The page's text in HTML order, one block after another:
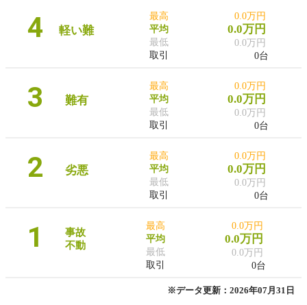
4 軽い難
最高
平均
最低
取引
0.0万円
0.0万円
0.0万円
0台
3 難有
最高
平均
最低
取引
0.0万円
0.0万円
0.0万円
0台
2 劣悪
最高
平均
最低
取引
0.0万円
0.0万円
0.0万円
0台
1
事故
不動
最高
平均
最低
取引
0.0万円
0.0万円
0.0万円
0台
※データ更新：2026年07月31日